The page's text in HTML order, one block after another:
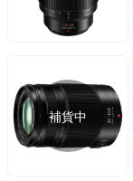
補貨中